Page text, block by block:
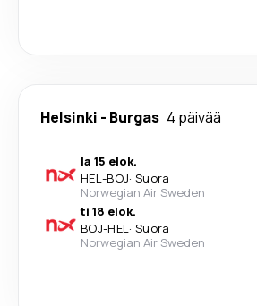
Helsinki - Burgas 4 päivää
la 15 elok.
HEL-BOJ· Suora
Norwegian Air Sweden
ti 18 elok.
BOJ-HEL· Suora
Norwegian Air Sweden